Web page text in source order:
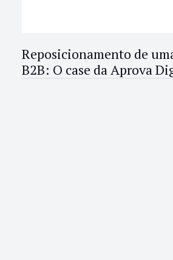
Reposicionamento de
B2B: O case da Aprova